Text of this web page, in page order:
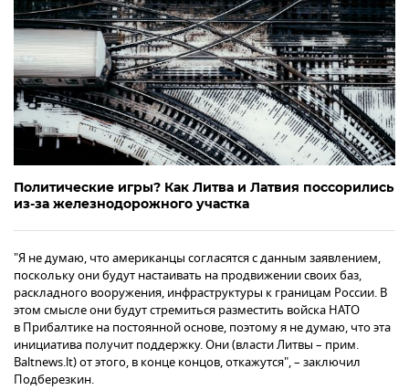
Политические игры? Как Литва и Латвия поссорились
из-за железнодорожного участка
"Я не думаю, что американцы согласятся с данным заявлением,
поскольку они будут настаивать на продвижении своих баз,
раскладного вооружения, инфраструктуры к границам России. В
этом смысле они будут стремиться разместить войска НАТО
в Прибалтике на постоянной основе, поэтому я не думаю, что эта
инициатива получит поддержку. Они (власти Литвы – прим.
Baltnews.lt) от этого, в конце концов, откажутся", – заключил
Подберезкин.